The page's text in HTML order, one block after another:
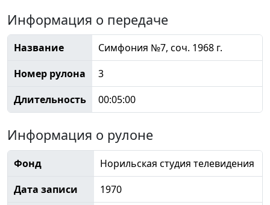
Информация о передаче
Название
Симфония №7, соч. 1968 г.
Номер рулона
3
Длительность
00:05:00
Информация о рулоне
Фонд
Норильская студия телевидения
Дата записи
1970